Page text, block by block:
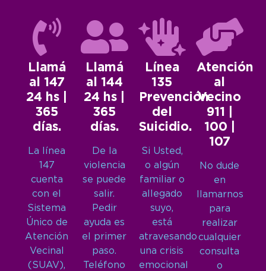
Llamá
al 147
24 hs |
365
días.
La línea
147
cuenta
con el
Sistema
Único de
Atención
Vecinal
(SUAV),
Llamá
al 144
24 hs |
365
días.
De la
violencia
se puede
salir.
Pedir
ayuda es
el primer
paso.
Teléfono
Línea
135
Prevención
del
Suicidio.
Si Usted,
o algún
familiar o
allegado
suyo,
está
atravesando
una crisis
emocional
Atención
al
Vecino
911 |
100 |
107
No dude
en
llamarnos
para
realizar
cualquier
consulta
o